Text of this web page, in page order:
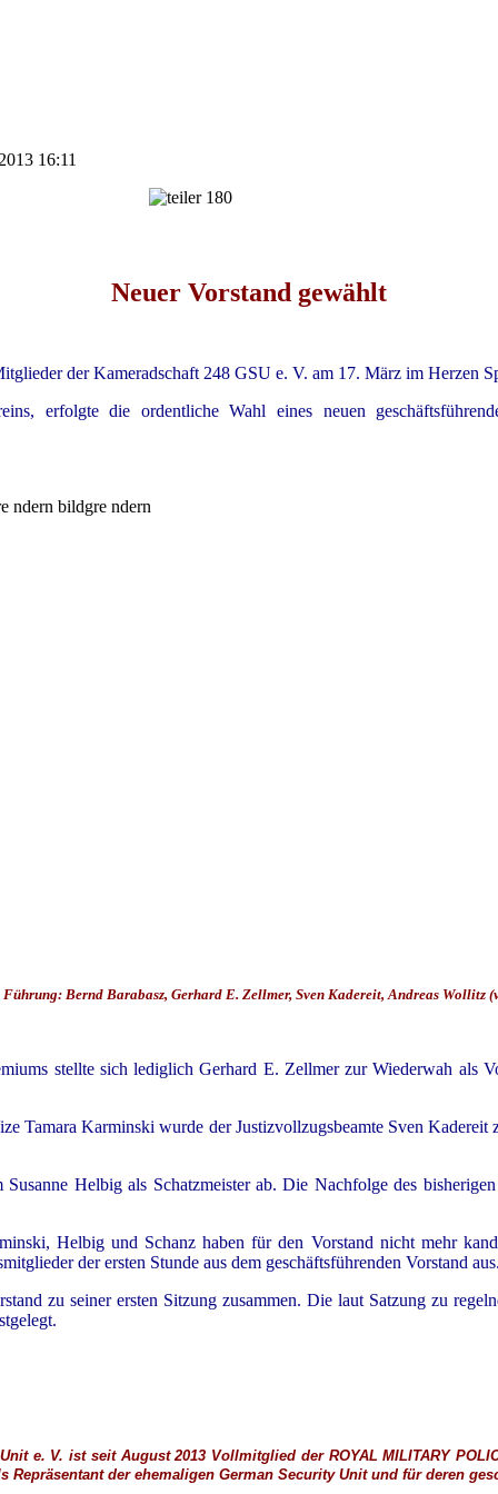
16:11
Neuer Vorstand gewählt
der Kameradschaft 248 GSU e. V. am 17. März im Herzen
erfolgte die ordentliche Wahl eines neuen
Führung: Bernd Barabasz, Gerhard E. Zellmer, Sven Kadereit, Andreas Wollitz
stellte sich lediglich Gerhard E. Zellmer zur Wiederwah als
Tamara Karminski wurde der Justizvollzugsbeamte Sven Kadereit
Helbig als Schatzmeister ab. Die Nachfolge des
Helbig und Schanz haben für den Vorstand nicht mehr
der ersten Stunde aus dem geschäftsführenden Vorstand aus.
zu seiner ersten Sitzung zusammen. Die laut Satzung zu
e. V. ist seit August 2013 Vollmitglied der ROYAL MILITARY
Repräsentant der ehemaligen German Security Unit und für deren